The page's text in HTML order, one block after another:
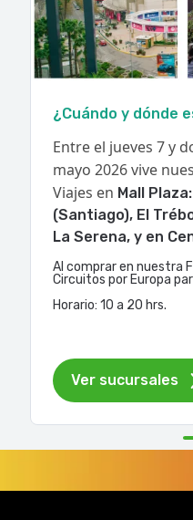
¿Cuándo y dónde
Entre el jueves 7 y
mayo 2026 vive
Viajes en Mall
(Santiago), El
La Serena, y en
Al comprar en nuestra
Circuitos por Europa
Horario: 10 a 20 hrs.
Ver sucursales